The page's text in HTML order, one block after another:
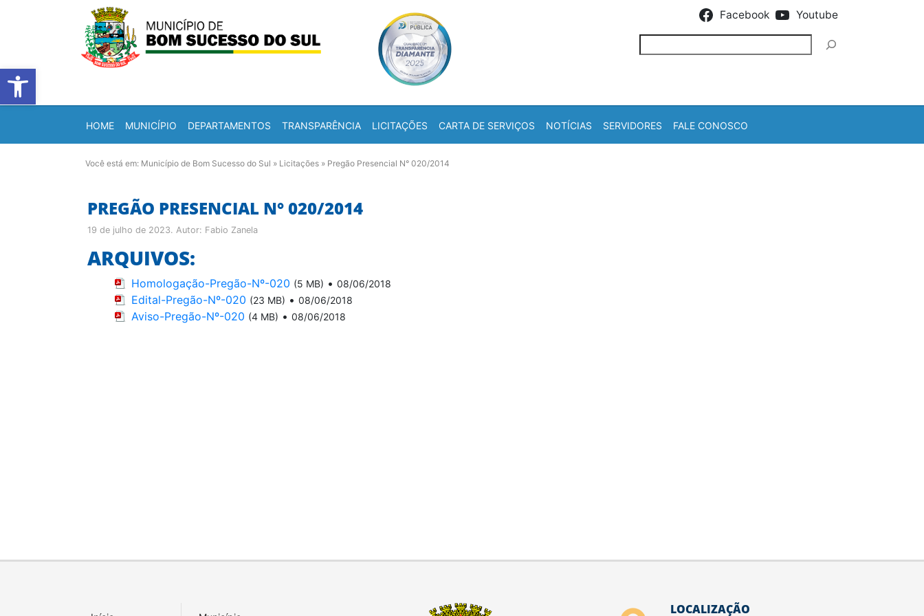
Barra de Ferramentas Aberta
Facebook Youtube
HOME MUNICÍPIO DEPARTAMENTOS TRANSPARÊNCIA LICITAÇÕES CARTA DE SERVIÇOS NOTÍCIAS SERVIDORES FALE CONOSCO
Você está em: Município de Bom Sucesso do Sul » Licitações » Pregão Presencial N° 020/2014
PREGÃO PRESENCIAL N° 020/2014
19 de julho de 2023. Autor: Fabio Zanela
ARQUIVOS:
Homologação-Pregão-Nº-020 (5 MB) • 08/06/2018
Edital-Pregão-Nº-020 (23 MB) • 08/06/2018
Aviso-Pregão-Nº-020 (4 MB) • 08/06/2018
LOCALIZAÇÃO